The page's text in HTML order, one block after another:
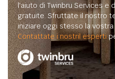
l'aiuto di Twinbru Services e
gratuite. Sfruttate il nostro
iniziare oggi stesso la
Contattate i nostril esperti